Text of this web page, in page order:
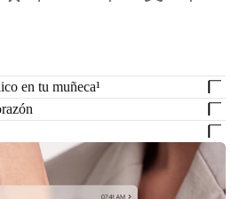
en tu muñeca¹